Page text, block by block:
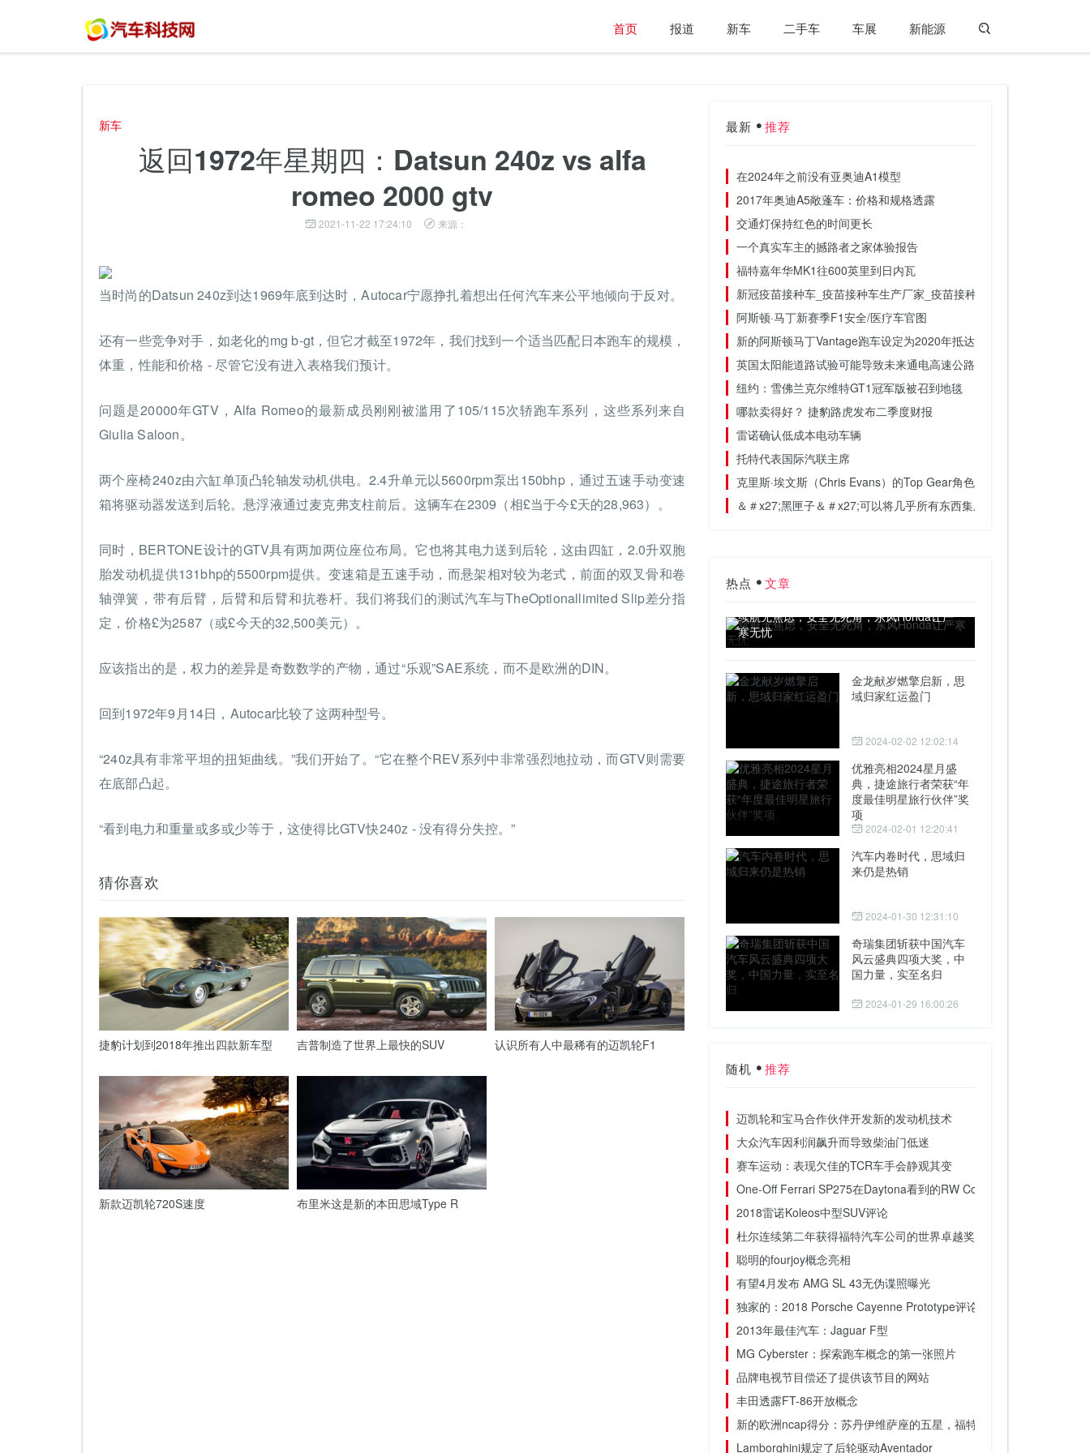
首页 报道 新车 二手车 车展 新能源
新车
返回1972年星期四：Datsun 240z vs alfa
romeo 2000 gtv
2021-11-22 17:24:10 来源：
当时尚的Datsun 240z到达1969年底到达时，Autocar宁愿挣扎着想出任何汽车来公平地倾向于反对。
还有一些竞争对手，如老化的mg b-gt，但它才截至1972年，我们找到一个适当匹配日本跑车的规模，
体重，性能和价格 - 尽管它没有进入表格我们预计。
问题是20000年GTV，Alfa Romeo的最新成员刚刚被滥用了105/115次轿跑车系列，这些系列来自
Giulia Saloon。
两个座椅240z由六缸单顶凸轮轴发动机供电。2.4升单元以5600rpm泵出150bhp，通过五速手动变速
箱将驱动器发送到后轮。悬浮液通过麦克弗支柱前后。这辆车在2309（相£当于今£天的28,963）。
同时，BERTONE设计的GTV具有两加两位座位布局。它也将其电力送到后轮，这由四缸，2.0升双胞
胎发动机提供131bhp的5500rpm提供。变速箱是五速手动，而悬架相对较为老式，前面的双叉骨和卷
轴弹簧，带有后臂，后臂和后臂和抗卷杆。我们将我们的测试汽车与TheOptionallimited Slip差分指
定，价格£为2587（或£今天的32,500美元）。
应该指出的是，权力的差异是奇数数学的产物，通过“乐观”SAE系统，而不是欧洲的DIN。
回到1972年9月14日，Autocar比较了这两种型号。
“240z具有非常平坦的扭矩曲线。”我们开始了。“它在整个REV系列中非常强烈地拉动，而GTV则需要
在底部凸起。
“看到电力和重量或多或少等于，这使得比GTV快240z - 没有得分失控。”
猜你喜欢
捷豹计划到2018年推出四款新车型 吉普制造了世界上最快的SUV 认识所有人中最稀有的迈凯轮F1
新款迈凯轮720S速度 布里米这是新的本田思域Type R
最新 推荐
在2024年之前没有亚奥迪A1模型
2017年奥迪A5敞蓬车：价格和规格透露
交通灯保持红色的时间更长
一个真实车主的撼路者之家体验报告
福特嘉年华MK1往600英里到日内瓦
新冠疫苗接种车_疫苗接种车生产厂家_疫苗接种流动车
阿斯顿·马丁新赛季F1安全/医疗车官图
新的阿斯顿马丁Vantage跑车设定为2020年抵达
英国太阳能道路试验可能导致未来通电高速公路
纽约：雪佛兰克尔维特GT1冠军版被召到地毯
哪款卖得好？ 捷豹路虎发布二季度财报
雷诺确认低成本电动车辆
托特代表国际汽联主席
克里斯·埃文斯（Chris Evans）的Top Gear角色缩水
＆＃x27;黑匣子＆＃x27;可以将几乎所有东西集成到您的汽车中
热点 文章
续航无焦虑，安全无死角，东风Honda让严
寒无忧
金龙献岁燃擎启新，思
域归家红运盈门
2024-02-02 12:02:14
优雅亮相2024星月盛
典，捷途旅行者荣获“年
度最佳明星旅行伙伴”奖
项
2024-02-01 12:20:41
汽车内卷时代，思域归
来仍是热销
2024-01-30 12:31:10
奇瑞集团斩获中国汽车
风云盛典四项大奖，中
国力量，实至名归
2024-01-29 16:00:26
随机 推荐
迈凯轮和宝马合作伙伴开发新的发动机技术
大众汽车因利润飙升而导致柴油门低迷
赛车运动：表现欠佳的TCR车手会静观其变
One-Off Ferrari SP275在Daytona看到的RW Coldileione
2018雷诺Koleos中型SUV评论
杜尔连续第二年获得福特汽车公司的世界卓越奖
聪明的fourjoy概念亮相
有望4月发布 AMG SL 43无伪谍照曝光
独家的：2018 Porsche Cayenne Prototype评论
2013年最佳汽车：Jaguar F型
MG Cyber​​ster：探索跑车概念的第一张照片
品牌电视节目偿还了提供该节目的网站
丰田透露FT-86开放概念
新的欧洲ncap得分：苏丹伊维萨座的五星，福特野马重新测试
Lamborghini规定了后轮驱动Aventador